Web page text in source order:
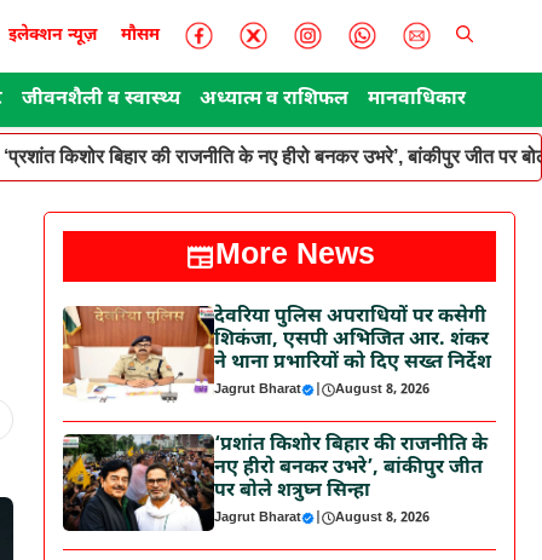
इलेक्शन न्यूज़ मौसम
जीवनशैली व स्वास्थ्य अध्यात्म व राशिफल मानवाधिकार
‘प्रशांत किशोर बिहार की राजनीति के नए हीरो बनकर उभरे’, बांकीपुर जीत पर
More News
देवरिया पुलिस अपराधियों पर कसेगी
शिकंजा, एसपी अभिजित आर. शंकर
ने थाना प्रभारियों को दिए सख्त निर्देश
Jagrut Bharat | August 8, 2026
‘प्रशांत किशोर बिहार की राजनीति के
नए हीरो बनकर उभरे’, बांकीपुर जीत
पर बोले शत्रुघ्न सिन्हा
Jagrut Bharat | August 8, 2026